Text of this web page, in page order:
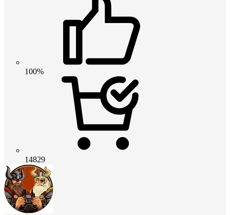
100%
14829